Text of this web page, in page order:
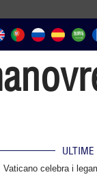
ULTIME
Vaticano celebra i